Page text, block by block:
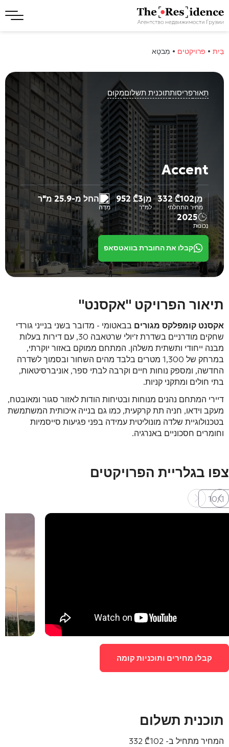
בַּיִת • פרויקטים • מִבטָא
תֵאוּרפריסותתוכנית תשלוםמִקוּם
Accent
מִן ₾102 332
מחיר התחלתי
מִן ₾3 952
למ"ר
החל מ-25.9 מ"ר
מִדָה
2025
נְכוֹנוּת
קבלו את החוברת בוואטסאפ
תיאור הפרויקט "אקסנט"
אקסנט קומפלקס מגורים בבאטומי - מדובר בשני בנייני גורדי
שחקים מודרניים בשדרת ז'יולי שרטאבה 30, עם דירות בעלות
מבנה ייחודי ותשתית משלהן. המתחם ממוקם באזור יוקרתי,
במרחק של 1,300 מטרים בלבד מהים השחור ובסמוך לשדרה
החדשה, ומספק נוחות חיים וקרבה לבתי ספר, אוניברסיטאות,
בתי חולים ומתקני קניות.
דיירי המתחם נהנים מנוחות ובטיחות הודות לאזור סגור ומאובטח,
מעקב וידאו, חניה תת קרקעית, כמו גם בנייה איכותית המשתמשת
בטכנולוגיית שלדה מונוליטית עמידה בפני פגיעות סייסמיות
וחומרים חסכוניים באנרגיה.
צפו בגלריית הפרויקטים
1
/
10
קבלו מחירים ותוכניות קומה
תוכנית תשלום
המחיר מתחיל ב- ₾102 332